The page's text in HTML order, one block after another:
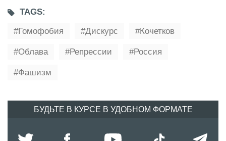
TAGS:
Гомофобия
Дискурс Кочетков
Облава Репрессии Россия
Фашизм
БУДЬТЕ В КУРСЕ В УДОБНОМ ФОРМАТЕ